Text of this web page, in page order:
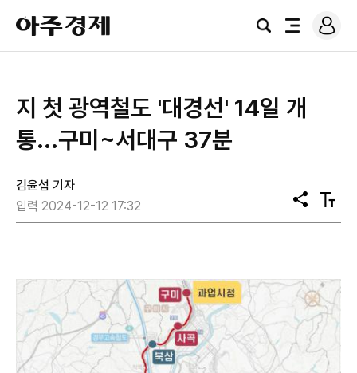
아
주
경
검
전
로
그
지 첫 광역철도 '대경선' 14일 개
통...구미~서대구 37분
김윤섭 기자
입력 2024-12-12 17:32
공
유
텍
스